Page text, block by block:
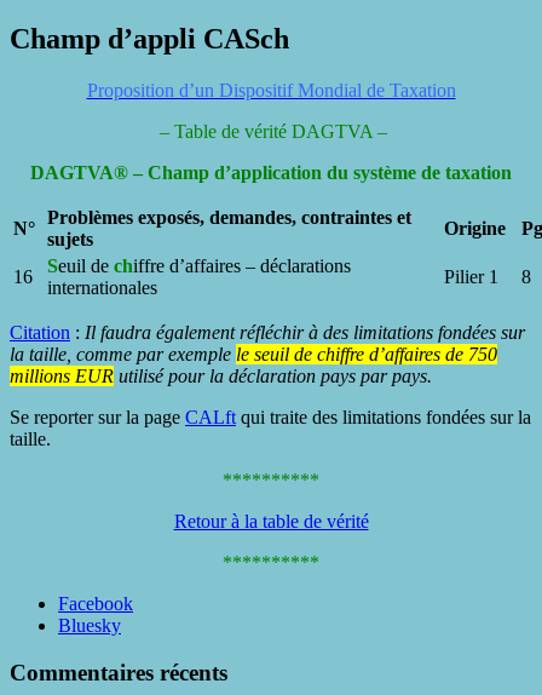
Champ d’appli CASch
Proposition d’un Dispositif Mondial de Taxation
– Table de vérité DAGTVA –
DAGTVA® – Champ d’application du système de taxation
N°
Problèmes exposés, demandes, contraintes et
sujets
Origine Pg
16
Seuil de chiffre d’affaires – déclarations
internationales
Pilier 1 8
Citation : Il faudra également réfléchir à des limitations fondées sur
la taille, comme par exemple le seuil de chiffre d’affaires de 750
millions EUR utilisé pour la déclaration pays par pays.
Se reporter sur la page CALft qui traite des limitations fondées sur la
taille.
**********
Retour à la table de vérité
**********
Partager
"Champ
Facebook
Bluesky
Commentaires récents